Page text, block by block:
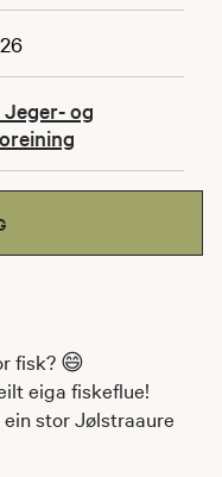
og
fisk? 😄
eiga fiskeflue!
stor Jølstraaure